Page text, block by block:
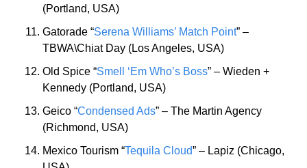
(Portland, USA)
Gatorade “Serena Williams’ Match Point” –
TBWA\Chiat Day (Los Angeles, USA)
Old Spice “Smell ‘Em Who’s Boss” – Wieden +
Kennedy (Portland, USA)
Geico “Condensed Ads” – The Martin Agency
(Richmond, USA)
Mexico Tourism “Tequila Cloud” – Lapiz (Chicago,